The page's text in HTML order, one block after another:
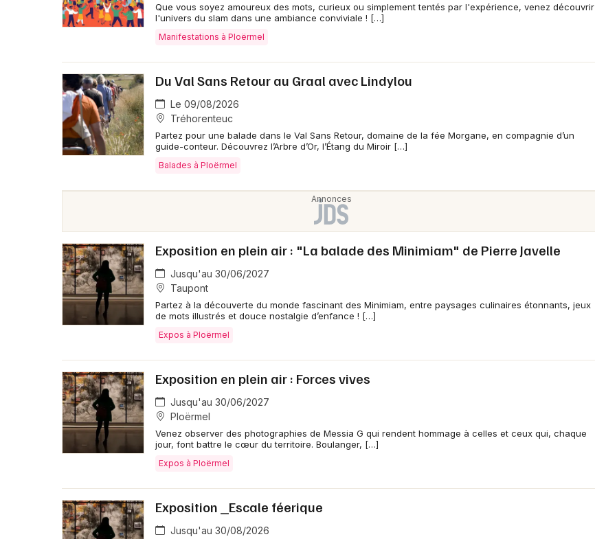
Que vous soyez amoureux des mots, curieux ou simplement tentés par l'expérience, venez découvrir
l'univers du slam dans une ambiance conviviale ! […]
Manifestations à Ploërmel
Du Val Sans Retour au Graal avec Lindylou
Le 09/08/2026
Tréhorenteuc
Partez pour une balade dans le Val Sans Retour, domaine de la fée Morgane, en compagnie d’un
guide-conteur. Découvrez l’Arbre d’Or, l’Étang du Miroir […]
Balades à Ploërmel
Exposition en plein air : "La balade des Minimiam" de Pierre Javelle
Jusqu'au 30/06/2027
Taupont
Partez à la découverte du monde fascinant des Minimiam, entre paysages culinaires étonnants, jeux
de mots illustrés et douce nostalgie d’enfance ! […]
Expos à Ploërmel
Exposition en plein air : Forces vives
Jusqu'au 30/06/2027
Ploërmel
Venez observer des photographies de Messia G qui rendent hommage à celles et ceux qui, chaque
jour, font battre le cœur du territoire. Boulanger, […]
Expos à Ploërmel
Exposition _Escale féerique
Jusqu'au 30/08/2026